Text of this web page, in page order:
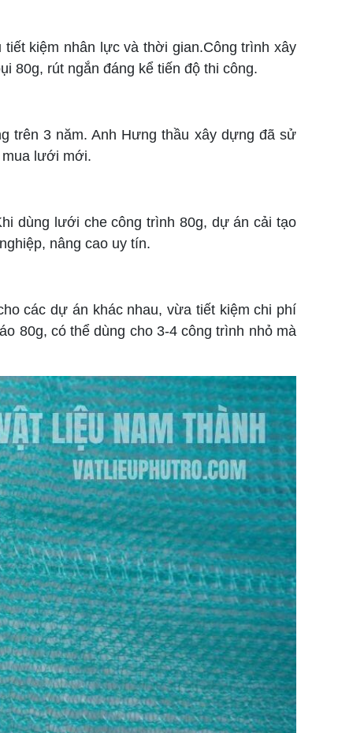
kiệm nhân lực và thời gian.Công trình xây
80g, rút ngắn đáng kể tiến độ thi công.
trên 3 năm. Anh Hưng thầu xây dựng đã sử
mua lưới mới.
dùng lưới che công trình 80g, dự án cải tạo
nâng cao uy tín.
các dự án khác nhau, vừa tiết kiệm chi phí
80g, có thể dùng cho 3-4 công trình nhỏ mà